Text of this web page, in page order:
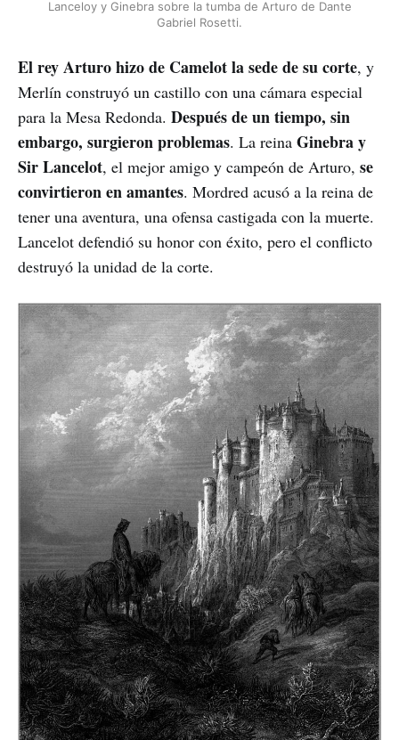
Lanceloy y Ginebra sobre la tumba de Arturo de Dante
Gabriel Rosetti.
El rey Arturo hizo de Camelot la sede de su corte, y
Merlín construyó un castillo con una cámara especial
para la Mesa Redonda. Después de un tiempo, sin
embargo, surgieron problemas. La reina Ginebra y
Sir Lancelot, el mejor amigo y campeón de Arturo, se
convirtieron en amantes. Mordred acusó a la reina de
tener una aventura, una ofensa castigada con la muerte.
Lancelot defendió su honor con éxito, pero el conflicto
destruyó la unidad de la corte.